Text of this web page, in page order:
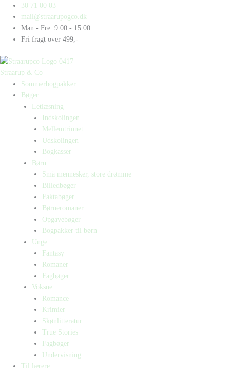
indholdet
30 71 00 03
mail@straarupogco.dk
Man - Fre: 9.00 - 15.00
Fri fragt over 499,-
Straarup & Co
Sommerbogpakker
Bøger
Letlæsning
Indskolingen
Mellemtrinnet
Udskolingen
Bogkasser
Børn
Små mennesker, store drømme
Billedbøger
Faktabøger
Børneromaner
Opgavebøger
Bogpakker til børn
Unge
Fantasy
Romaner
Fagbøger
Voksne
Romance
Krimier
Skønlitteratur
True Stories
Fagbøger
Undervisning
Til lærere
Products
search
Products
search
Mbappé